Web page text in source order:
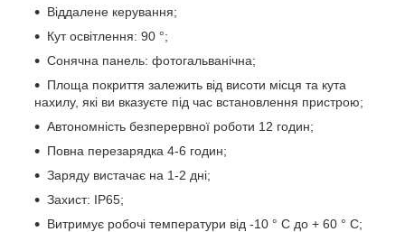
Віддалене керування;
Кут освітлення: 90 °;
Сонячна панель: фотогальванічна;
Площа покриття залежить від висоти місця та кута
нахилу, які ви вказуєте під час встановлення пристрою;
Автономність безперервної роботи 12 годин;
Повна перезарядка 4-6 годин;
Заряду вистачає на 1-2 дні;
Захист: IP65;
Витримує робочі температури від -10 ° C до + 60 ° C;